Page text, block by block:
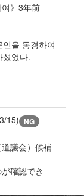
》 3年前
을 동경하여
셨었다.
15) NG
議会）候補
確認でき